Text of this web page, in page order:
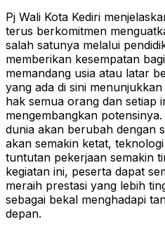
Pj Wali Kota Kediri
terus berkomitmen
salah satunya melalui
memberikan kesempatan
memandang usia atau latar
yang ada di sini
hak semua orang dan setiap
mengembangkan
dunia akan berubah dengan
akan semakin ketat,
tuntutan pekerjaan semakin
kegiatan ini, peserta dapat
meraih prestasi yang lebih
sebagai bekal menghadapi
depan.